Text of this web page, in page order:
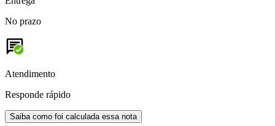
No prazo
Atendimento
Responde rápido
Saiba como foi calculada essa nota